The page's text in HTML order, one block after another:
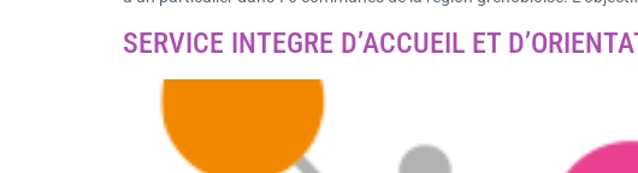
SERVICE INTEGRE D’ACCUEIL ET